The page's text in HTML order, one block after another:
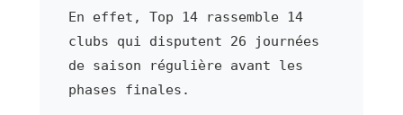
En effet, Top 14 rassemble 14
clubs qui disputent 26 journées
de saison régulière avant les
phases finales.